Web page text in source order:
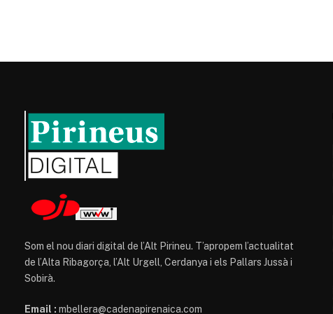
Som el nou diari digital de l’Alt Pirineu. T’apropem l’actualitat
de l’Alta Ribagorça, l’Alt Urgell, Cerdanya i els Pallars Jussà i
Sobirà.
Email : mbellera@cadenapirenaica.com